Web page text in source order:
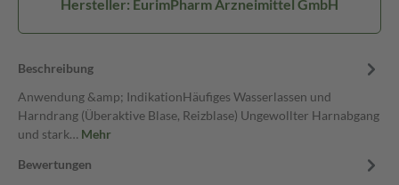
Hersteller: EurimPharm Arzneimittel GmbH
Beschreibung
Anwendung &amp; IndikationHäufiges Wasserlassen und
Harndrang (Überaktive Blase, Reizblase) Ungewollter Harnabgang
und stark… Mehr
Bewertungen